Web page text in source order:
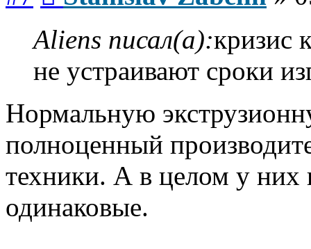
Aliens писал(а):кризис
не устраивают сроки
Нормальную
полноценный
техники. А в целом у них
одинаковые.